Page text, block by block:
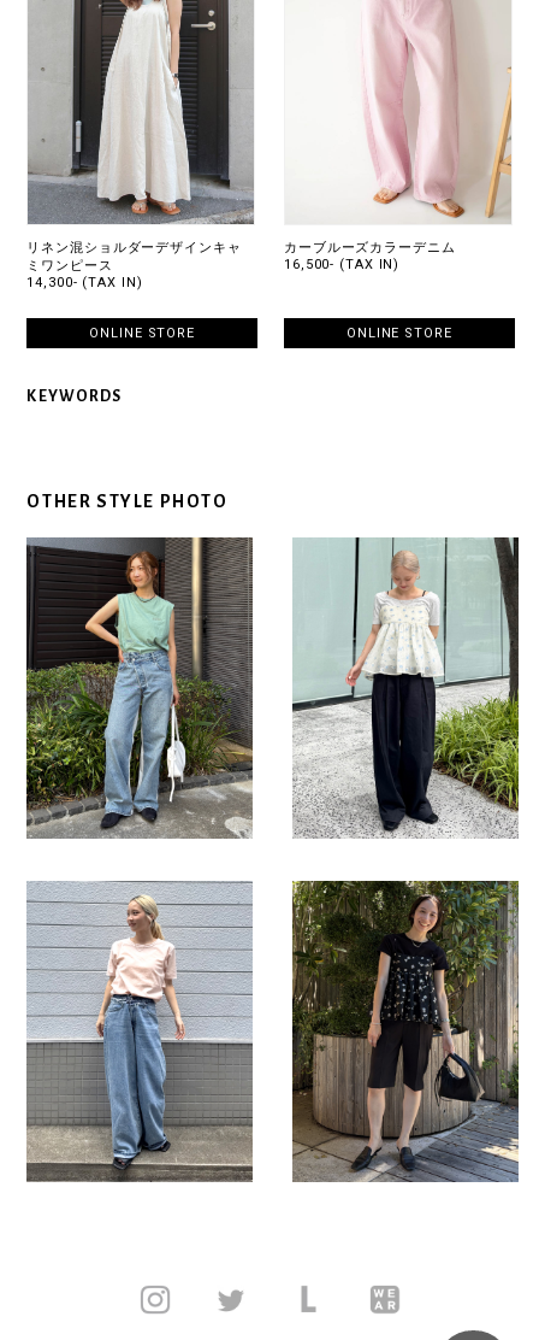
リネン混ショルダーデザインキャ
ミワンピース
14,300- (TAX IN)
ONLINE STORE
カーブルーズカラーデニム
16,500- (TAX IN)
ONLINE STORE
KEYWORDS
OTHER STYLE PHOTO